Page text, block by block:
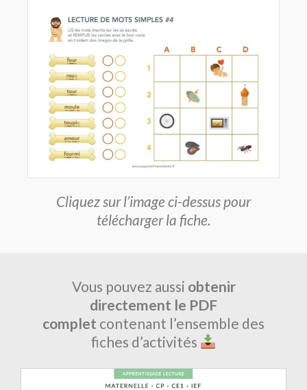
Cliquez sur l’image ci-dessus pour
télécharger la fiche.
Vous pouvez aussi obtenir
directement le PDF
complet contenant l’ensemble des
fiches d’activités